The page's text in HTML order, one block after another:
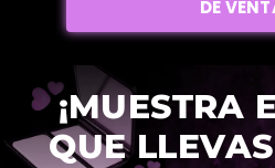
DE
¡MUESTRA
QUE